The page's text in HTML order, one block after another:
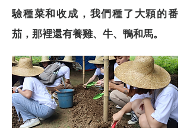
驗種菜和收成，我們種了大顆的番
茄，那裡還有養雞、牛、鴨和馬。